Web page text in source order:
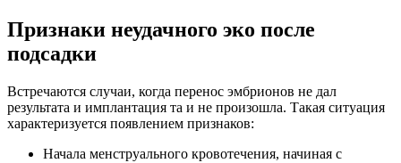
Признаки неудачного эко после
подсадки
Встречаются случаи, когда перенос эмбрионов не дал
результата и имплантация та и не произошла. Такая ситуация
характеризуется появлением признаков:
Начала менструального кровотечения, начиная с